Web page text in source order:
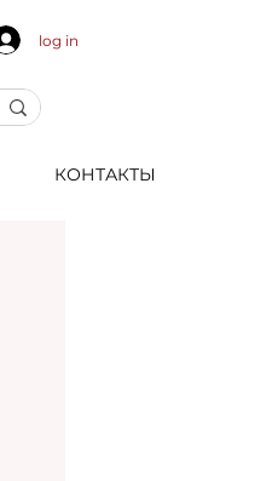
log in
КОНТАКТЫ